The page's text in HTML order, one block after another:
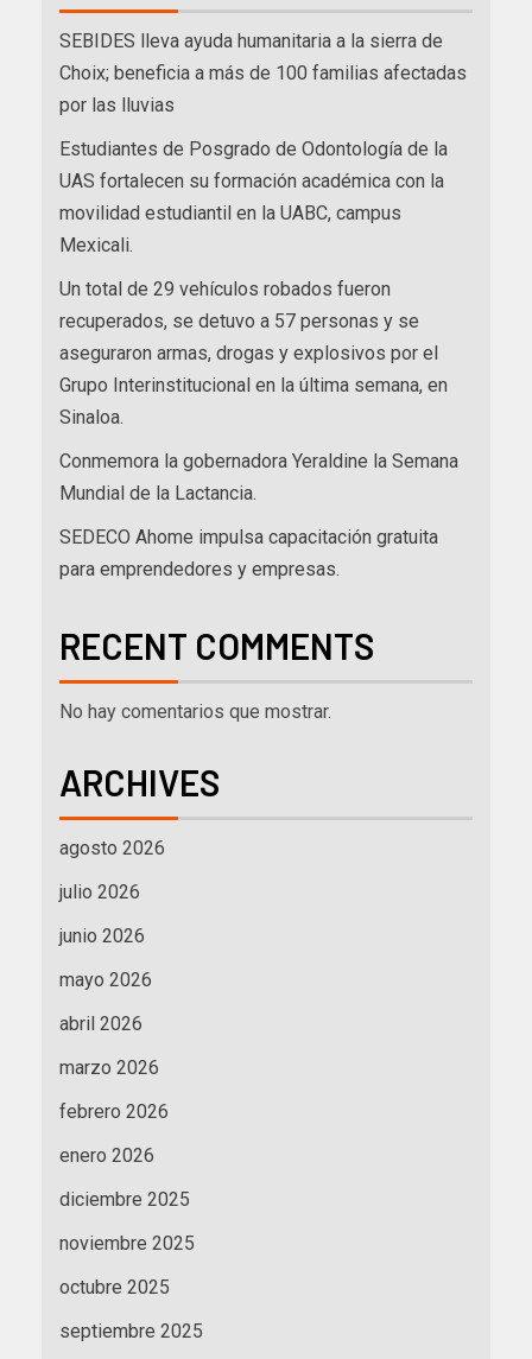
SEBIDES lleva ayuda humanitaria a la sierra de
Choix; beneficia a más de 100 familias afectadas
por las lluvias
Estudiantes de Posgrado de Odontología de la
UAS fortalecen su formación académica con la
movilidad estudiantil en la UABC, campus
Mexicali.
Un total de 29 vehículos robados fueron
recuperados, se detuvo a 57 personas y se
aseguraron armas, drogas y explosivos por el
Grupo Interinstitucional en la última semana, en
Sinaloa.
Conmemora la gobernadora Yeraldine la Semana
Mundial de la Lactancia.
SEDECO Ahome impulsa capacitación gratuita
para emprendedores y empresas.
RECENT COMMENTS
No hay comentarios que mostrar.
ARCHIVES
agosto 2026
julio 2026
junio 2026
mayo 2026
abril 2026
marzo 2026
febrero 2026
enero 2026
diciembre 2025
noviembre 2025
octubre 2025
septiembre 2025